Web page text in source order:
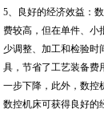
5、良好的经济效益：
费较高，但在单件、小
少调整、加工和检验时
具，节省了工艺装备费
一步下降，此外，数控
数控机床可获得良好的